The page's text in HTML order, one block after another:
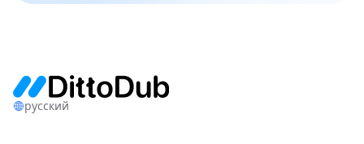
русский